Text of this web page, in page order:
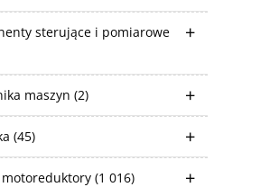
sterujące i pomiarowe
maszyn (2)
(45)
(1 016)